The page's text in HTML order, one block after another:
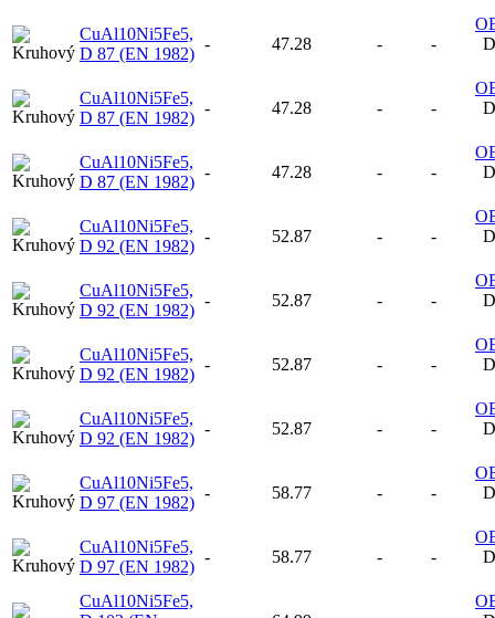
CuAl10Ni5Fe5,
D 87 (EN 1982)
- 47.28 - -
CuAl10Ni5Fe5,
D 87 (EN 1982)
- 47.28 - -
CuAl10Ni5Fe5,
D 87 (EN 1982)
- 47.28 - -
CuAl10Ni5Fe5,
D 92 (EN 1982)
- 52.87 - -
CuAl10Ni5Fe5,
D 92 (EN 1982)
- 52.87 - -
CuAl10Ni5Fe5,
D 92 (EN 1982)
- 52.87 - -
CuAl10Ni5Fe5,
D 92 (EN 1982)
- 52.87 - -
CuAl10Ni5Fe5,
D 97 (EN 1982)
- 58.77 - -
CuAl10Ni5Fe5,
D 97 (EN 1982)
- 58.77 - -
CuAl10Ni5Fe5,